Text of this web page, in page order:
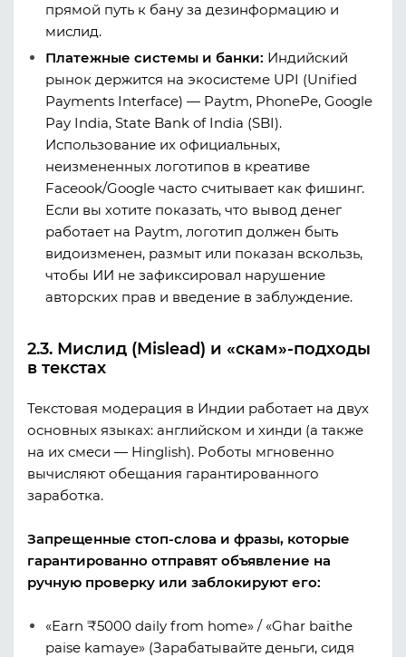
прямой путь к бану за дезинформацию и
мислид.
Платежные системы и банки: Индийский
рынок держится на экосистеме UPI (Unified
Payments Interface) — Paytm, PhonePe, Google
Pay India, State Bank of India (SBI).
Использование их официальных,
неизмененных логотипов в креативе
Faceook/Google часто считывает как фишинг.
Если вы хотите показать, что вывод денег
работает на Paytm, логотип должен быть
видоизменен, размыт или показан вскользь,
чтобы ИИ не зафиксировал нарушение
авторских прав и введение в заблуждение.
2.3. Мислид (Mislead) и «скам»-подходы
в текстах
Текстовая модерация в Индии работает на двух
основных языках: английском и хинди (а также
на их смеси — Hinglish). Роботы мгновенно
вычисляют обещания гарантированного
заработка.
Запрещенные стоп-слова и фразы, которые
гарантированно отправят объявление на
ручную проверку или заблокируют его:
«Earn ₹5000 daily from home» / «Ghar baithe
paise kamaye» (Зарабатывайте деньги, сидя